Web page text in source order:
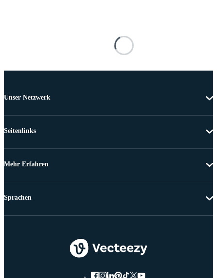
Unser Netzwerk
Seitenlinks
Mehr Erfahren
Sprachen